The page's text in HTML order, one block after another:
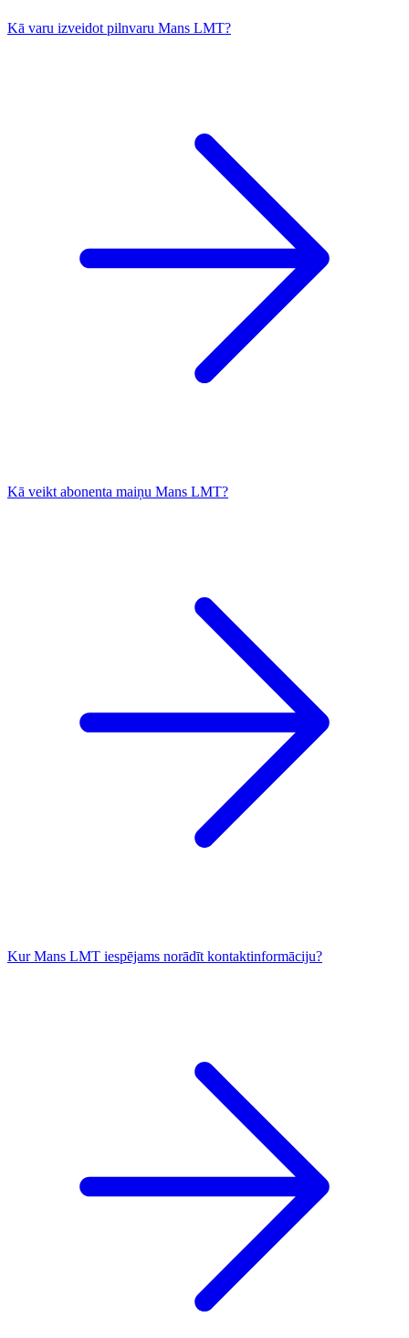
Kā varu izveidot pilnvaru Mans LMT?
Kā veikt abonenta maiņu Mans LMT?
Kur Mans LMT iespējams norādīt kontaktinformāciju?